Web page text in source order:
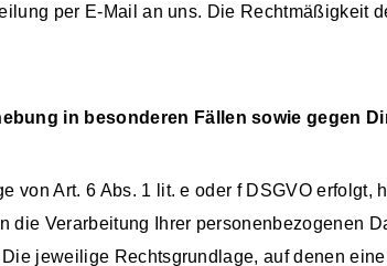
per E-Mail an uns. Die Rechtmäßigkeit
in besonderen Fällen sowie gegen
von Art. 6 Abs. 1 lit. e oder f DSGVO
die Verarbeitung Ihrer personenbezogenen
jeweilige Rechtsgrundlage, auf denen